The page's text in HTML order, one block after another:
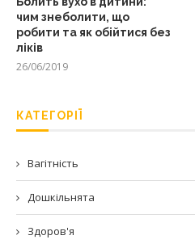
чим знеболити, що
робити та як обійтися без
ліків
26/06/2019
КАТЕГОРІЇ
Вагітність
Дошкільнята
Здоров'я